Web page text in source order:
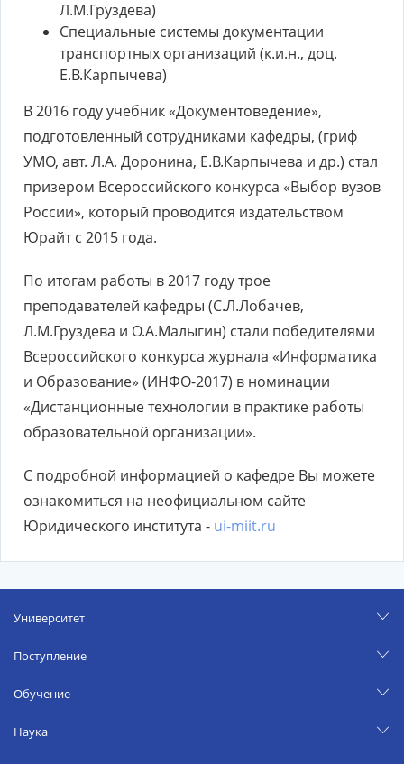
Л.М.Груздева)
Специальные системы документации
транспортных организаций (к.и.н., доц.
Е.В.Карпычева)
В 2016 году учебник «Документоведение»,
подготовленный сотрудниками кафедры, (гриф
УМО, авт. Л.А. Доронина, Е.В.Карпычева и др.) стал
призером Всероссийского конкурса «Выбор вузов
России», который проводится издательством
Юрайт с 2015 года.
По итогам работы в 2017 году трое
преподавателей кафедры (С.Л.Лобачев,
Л.М.Груздева и О.А.Малыгин) стали победителями
Всероссийского конкурса журнала «Информатика
и Образование» (ИНФО-2017) в номинации
«Дистанционные технологии в практике работы
образовательной организации».
С подробной информацией о кафедре Вы можете
ознакомиться на неофициальном сайте
Юридического института - ui-miit.ru
Университет
Поступление
Обучение
Наука